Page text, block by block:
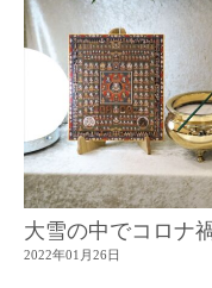
大雪の中でコロナ
2022年01月26日